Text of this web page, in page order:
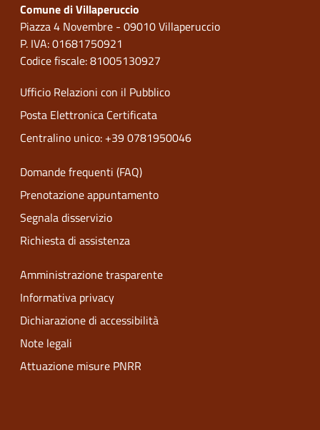
Comune di Villaperuccio
Piazza 4 Novembre - 09010 Villaperuccio
P. IVA: 01681750921
Codice fiscale: 81005130927
Ufficio Relazioni con il Pubblico
Posta Elettronica Certificata
Centralino unico: +39 0781950046
Domande frequenti (FAQ)
Prenotazione appuntamento
Segnala disservizio
Richiesta di assistenza
Amministrazione trasparente
Informativa privacy
Dichiarazione di accessibilità
Note legali
Attuazione misure PNRR